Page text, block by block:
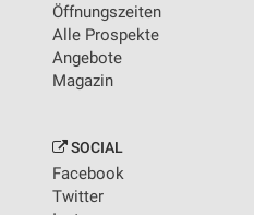
Öffnungszeiten
Alle Prospekte
Angebote
Magazin
SOCIAL
Facebook
Twitter